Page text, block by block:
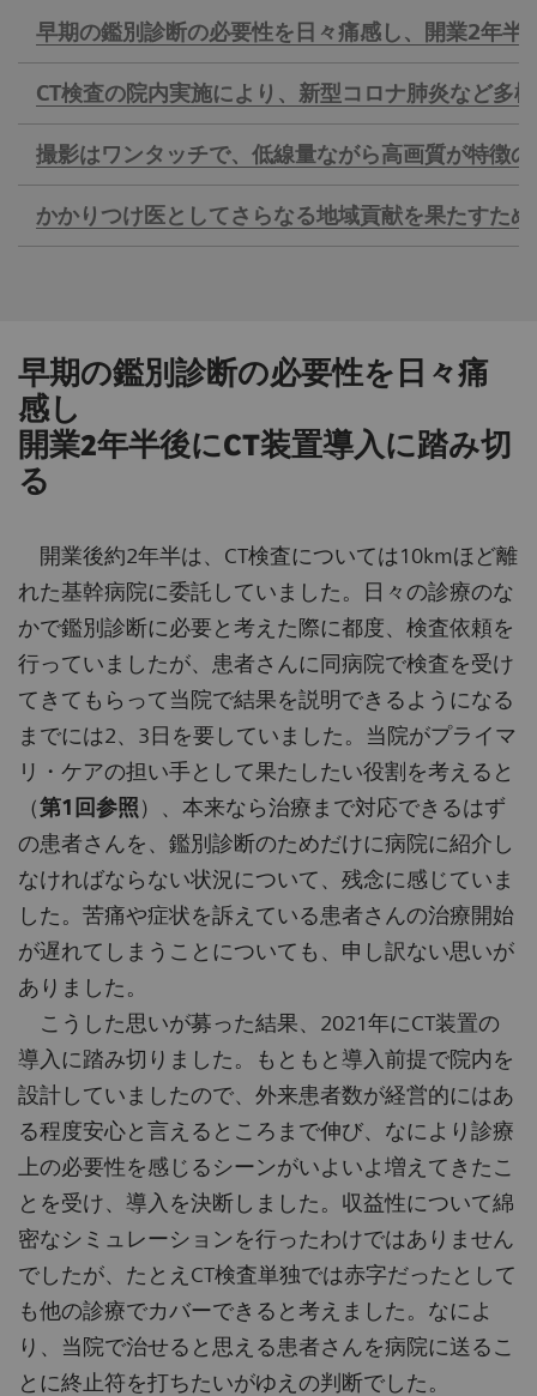
早期の鑑別診断の必要性を日々痛感し、開業2年半
CT検査の院内実施により、新型コロナ肺炎など多
撮影はワンタッチで、低線量ながら高画質が特徴
かかりつけ医としてさらなる地域貢献を果たすた
早期の鑑別診断の必要性を日々痛
感し
開業2年半後にCT装置導入に踏み切
る
開業後約2年半は、CT検査については10kmほど離
れた基幹病院に委託していました。日々の診療のな
かで鑑別診断に必要と考えた際に都度、検査依頼を
行っていましたが、患者さんに同病院で検査を受け
てきてもらって当院で結果を説明できるようになる
までには2、3日を要していました。当院がプライマ
リ・ケアの担い手として果たしたい役割を考えると
（第1 回参照）、本来なら治療まで対応できるはず
の患者さんを、鑑別診断のためだけに病院に紹介し
なければならない状況について、残念に感じていま
した。苦痛や症状を訴えている患者さんの治療開始
が遅れてしまうことについても、申し訳ない思いが
ありました。
こうした思いが募った結果、2021年にCT装置の
導入に踏み切りました。もともと導入前提で院内を
設計していましたので、外来患者数が経営的にはあ
る程度安心と言えるところまで伸び、なにより診療
上の必要性を感じるシーンがいよいよ増えてきたこ
とを受け、導入を決断しました。収益性について綿
密なシミュレーションを行ったわけではありません
でしたが、たとえCT検査単独では赤字だったとして
も他の診療でカバーできると考えました。なによ
り、当院で治せると思える患者さんを病院に送るこ
とに終止符を打ちたいがゆえの判断でした。